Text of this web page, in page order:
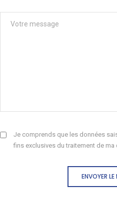
Je comprends que les données
fins exclusives du traitement de
ENVOYER